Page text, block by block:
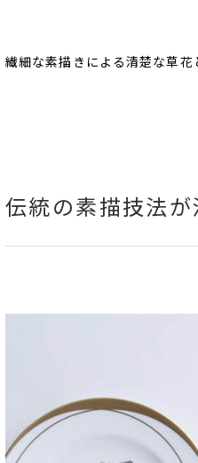
繊細な素描きによる清楚な草
伝統の素描技法